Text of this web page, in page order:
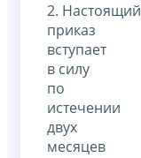
2. Настоящий
приказ
вступает
в силу
по
истечении
двух
месяцев